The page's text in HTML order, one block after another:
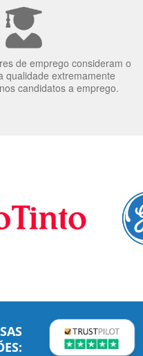
de emprego consideram o
qualidade extremamente
candidatos a emprego.